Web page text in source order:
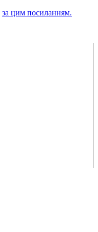
за цим посиланням.